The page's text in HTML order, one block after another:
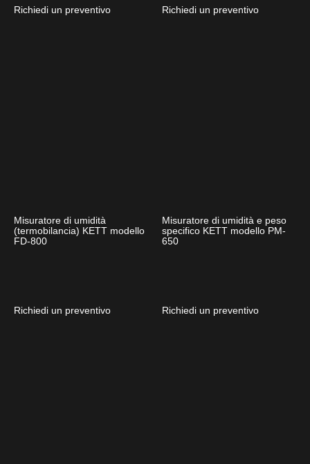
Richiedi un preventivo Richiedi un preventivo
Misuratore di umidità
(termobilancia) KETT modello
FD-800
Richiedi un preventivo
Misuratore di umidità e peso
specifico KETT modello PM-
650
Richiedi un preventivo